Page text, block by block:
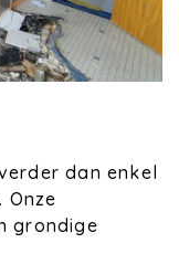
dan enkel
Onze
grondige